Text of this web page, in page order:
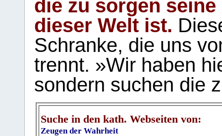
die zu sorgen
dieser Welt ist.
Schranke, die uns
trennt. »Wir haben
sondern suchen die
Suche in den kath. Webseiten von:
Zeugen der Wahrheit